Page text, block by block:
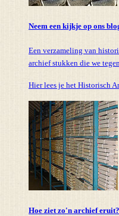
Neem een kijkje op ons
Een verzameling van
archief stukken die we
Hier lees je het Historisch
Hoe ziet zo'n archief eruit?